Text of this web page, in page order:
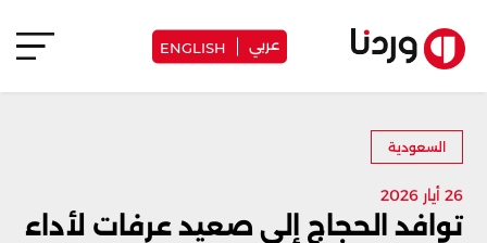
عربي ENGLISH
السعودية
26 أيار 2026
توافد الحجاج إلى صعيد عرفات لأداء